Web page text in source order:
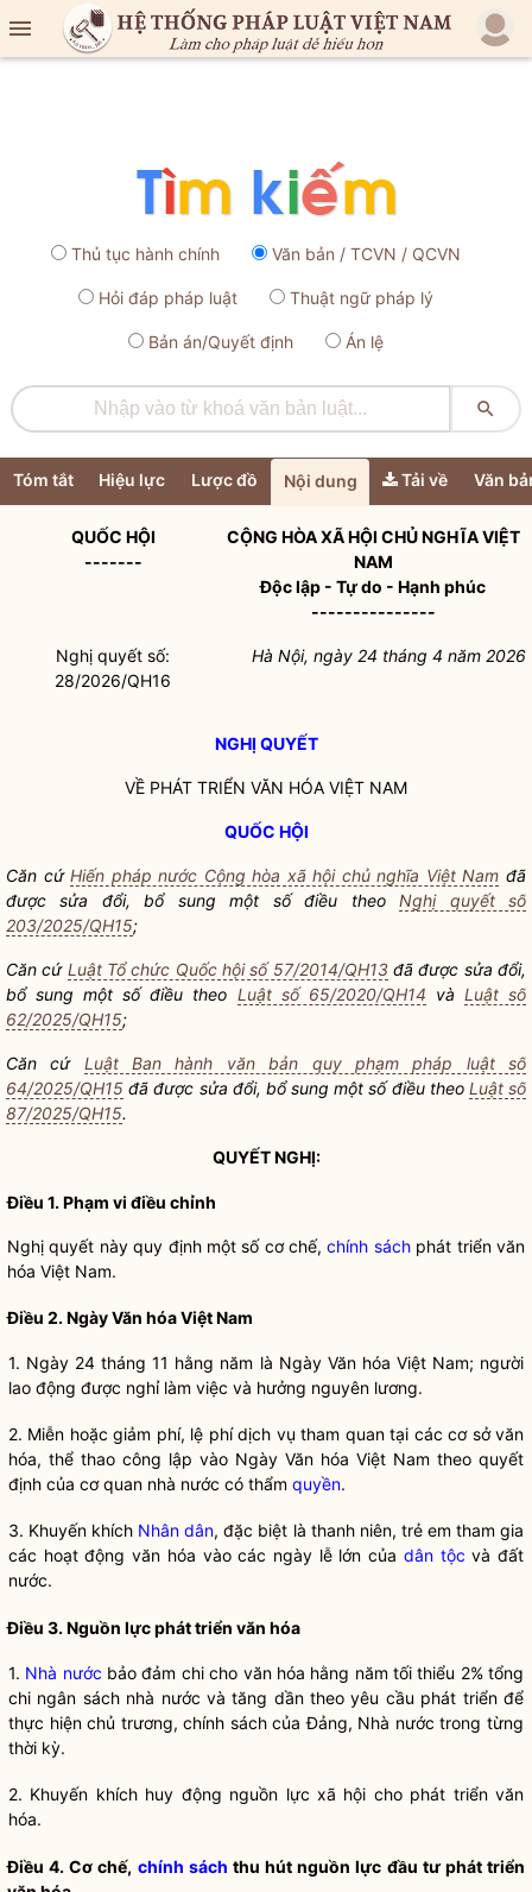

Thủ tục hành chính Văn bản / TCVN / QCVN
Hỏi đáp pháp luật Thuật ngữ pháp lý
Bản án/Quyết định Án lệ

Tóm tắt Hiệu lực Lược đồ Nội dung Tải về Văn
QUỐC HỘI
-------
CỘNG HÒA XÃ HỘI CHỦ NGHĨA VIỆT
NAM
Độc lập - Tự do - Hạnh phúc
---------------
Nghị quyết số:
28/2026/QH16
Hà Nội, ngày 24 tháng 4 năm 2026
NGHỊ QUYẾT
VỀ PHÁT TRIỂN VĂN HÓA VIỆT NAM
QUỐC HỘI
Căn cứHiến pháp nước Cộng hòa xã hội chủ nghĩa Việt Nam đã
được sửa đổi, bổ sung một số điều theoNghị quyết số
203/2025/QH15;
Căn cứ Luật Tổ chức Quốc hội số 57/2014/QH13 đã được sửa đổi,
bổ sung một số điều theo Luật số 65/2020/QH14 và Luật số
62/2025/QH15;
Căn cứ Luật Ban hành văn bản quy phạm pháp luật số
64/2025/QH15 đã được sửa đổi, bổ sung một số điều theo Luật số
87/2025/QH15.
QUYẾT NGHỊ:
Điều 1. Phạm vi điều chỉnh
Nghị quyết này quy định một số cơ chế,chính sáchphát triển văn
hóa Việt Nam.
Điều 2. Ngày Văn hóa Việt Nam
1. Ngày 24 tháng 11 hằng năm là Ngày Văn hóa Việt Nam; người
lao động được nghỉ làm việc và hưởng nguyên lương.
2. Miễn hoặc giảm phí, lệ phí dịch vụ tham quan tại các cơ sở văn
hóa, thể thao công lập vào Ngày Văn hóa Việt Nam theo quyết
định của cơ quan nhà nước có thẩm quyền.
3. Khuyến khích Nhân dân, đặc biệt là thanh niên, trẻ em tham gia
các hoạt động văn hóa vào các ngày lễ lớn của dân tộc và đất
nước.
Điều 3. Nguồn lực phát triển văn hóa
1. Nhà nước bảo đảm chi cho văn hóa hằng năm tối thiểu 2% tổng
chi ngân sách nhà nước và tăng dần theo yêu cầu phát triển để
thực hiện chủ trương,chính sáchcủa Đảng, Nhà nước trong từng
thời kỳ.
2. Khuyến khích huy động nguồn lực xã hội cho phát triển văn
hóa.
Điều 4. Cơ chế, chính sách thu hút nguồn lực đầu tư phát triển